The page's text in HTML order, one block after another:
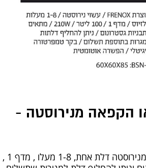
הקפאה מנירוסטה -
דלפק קירור או הקפאה מנירוסטה דלת אחת, 1-8 מעלו , מדף 1 ,